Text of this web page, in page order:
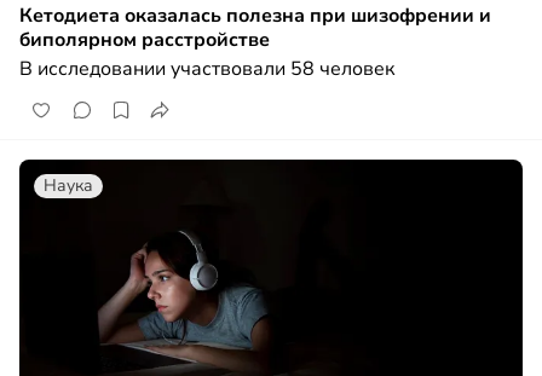
Кетодиета оказалась полезна при шизофрении и
биполярном расстройстве
В исследовании участвовали 58 человек
Наука